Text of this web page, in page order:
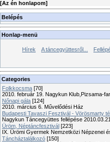
[Az én honlapom]
Belépés
Honlap-menü
Hírek A táncegyüttesről...
Categories
Folkkocsma [70]
2010. február 19. Nagykun Klub,Pizsama-
Nőnapi gála [124]
2010. március 6. Művelődési Ház
Budapesti Tavaszi Fesztivál - Vörösmarty
Nagykun Táncegyüttes fellépése 2010.03.21.
Üröm, Néptáncfesztivál [223]
IX. Ürömi Gyermek Nemzetközi Népzenei
Táncháztalálkozó [150]